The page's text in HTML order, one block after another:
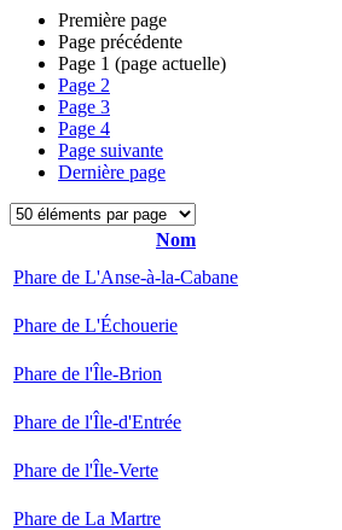
Première page
Page précédente
Page 1 (page actuelle)
Page 2
Page 3
Page 4
Page suivante
Dernière page
Nom
Phare de L'Anse-à-la-Cabane
Phare de L'Échouerie
Phare de l'Île-Brion
Phare de l'Île-d'Entrée
Phare de l'Île-Verte
Phare de La Martre